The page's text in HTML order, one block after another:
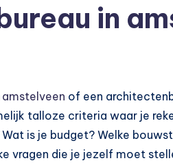
in
of een
talloze criteria waar je
is je budget? Welke
vragen die je jezelf moet